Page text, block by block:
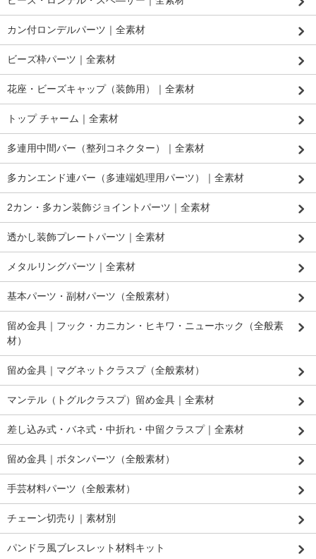
カン付ロンデルパーツ｜全素材
ビーズ枠パーツ｜全素材
花座・ビーズキャップ（装飾用）｜全素材
トップ チャーム｜全素材
多連用中間バー（整列コネクター）｜全素材
多カンエンド連バー（多連端処理用パーツ）｜全素材
2カン・多カン装飾ジョイントパーツ｜全素材
透かし装飾プレートパーツ｜全素材
メタルリングパーツ｜全素材
基本パーツ・副材パーツ（全般素材）
留め金具｜フック・カニカン・ヒキワ・ニューホック（全般素
材）
留め金具｜マグネットクラスプ（全般素材）
マンテル（トグルクラスプ）留め金具｜全素材
差し込み式・バネ式・中折れ・中留クラスプ｜全素材
留め金具｜ボタンパーツ（全般素材）
手芸材料パーツ（全般素材）
チェーン切売り｜素材別
パンドラ風ブレスレット材料キット